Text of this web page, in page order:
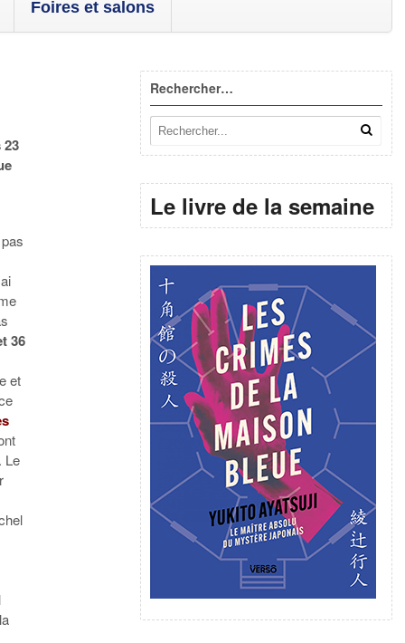
Foires et salons
36
et
Le
Rechercher…
Le livre de la semaine